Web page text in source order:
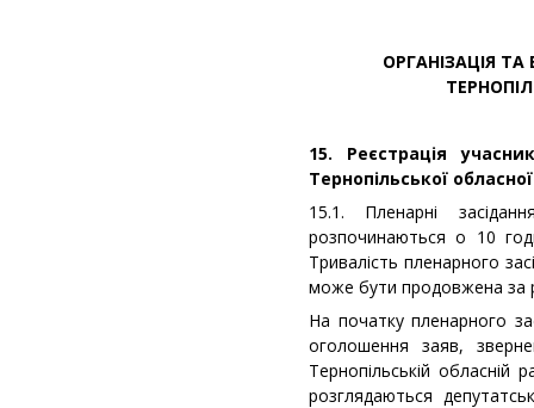
ОРГАНІЗАЦІЯ
15. Реєстрація
Тернопільської
15.1. Пленарні
розпочинаються о 10
Тривалість пленарного
може бути продовжена за
На початку пленарного
оголошення заяв,
Тернопільській обласній
розглядаються